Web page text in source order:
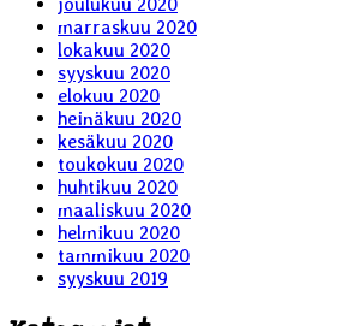
marraskuu 2020
lokakuu 2020
syyskuu 2020
elokuu 2020
heinäkuu 2020
kesäkuu 2020
toukokuu 2020
huhtikuu 2020
maaliskuu 2020
helmikuu 2020
tammikuu 2020
syyskuu 2019